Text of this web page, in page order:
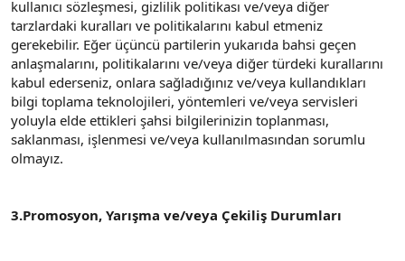
kullanıcı sözleşmesi, gizlilik politikası ve/veya diğer
tarzlardaki kuralları ve politikalarını kabul etmeniz
gerekebilir. Eğer üçüncü partilerin yukarıda bahsi geçen
anlaşmalarını, politikalarını ve/veya diğer türdeki kurallarını
kabul ederseniz, onlara sağladığınız ve/veya kullandıkları
bilgi toplama teknolojileri, yöntemleri ve/veya servisleri
yoluyla elde ettikleri şahsi bilgilerinizin toplanması,
saklanması, işlenmesi ve/veya kullanılmasından sorumlu
olmayız.
3.Promosyon, Yarışma ve/veya Çekiliş Durumları